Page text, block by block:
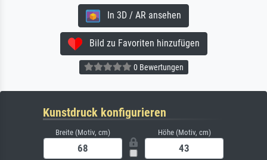
In 3D / AR ansehen
Bild zu Favoriten hinzufügen
0 Bewertungen
Kunstdruck konfigurieren
Breite (Motiv, cm) Höhe (Motiv, cm)